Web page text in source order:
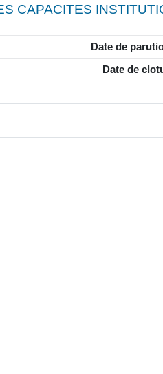
CAPACITES
Date de
Date de